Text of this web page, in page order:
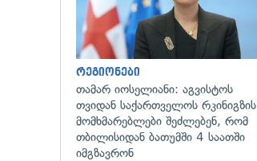
რეგიონები
თამარ იოსელიანი: აგვისტოს
თვიდან საქართველოს რკინიგზის
მომხმარებლები შეძლებენ, რომ
თბილისიდან ბათუმში 4 საათში
იმგზავრონ